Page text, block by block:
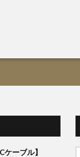
ケーブル】